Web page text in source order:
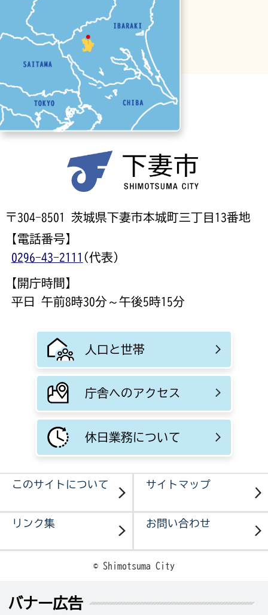
〒304-8501 茨城県下妻市本城町三丁目13番地
【電話番号】
0296-43-2111 (代表)
【開庁時間】
平日 午前8時30分～午後5時15分
人口と世帯
庁舎へのアクセス
休日業務について
このサイトについて サイトマップ
リンク集 お問い合わせ
© Shimotsuma City
バナー広告